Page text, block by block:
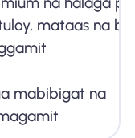
mataas na
mabibigat na